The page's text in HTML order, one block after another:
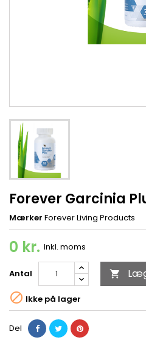
Forever Garcinia
Mærker Forever Living Products
0 kr. Inkl. moms
Antal 
 Ikke på lager
Del